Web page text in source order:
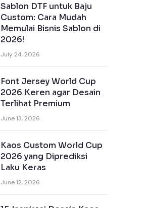
Sablon DTF untuk Baju
Custom: Cara Mudah
Memulai Bisnis Sablon di
2026!
July 24, 2026
Font Jersey World Cup
2026 Keren agar Desain
Terlihat Premium
June 13, 2026
Kaos Custom World Cup
2026 yang Diprediksi
Laku Keras
June 12, 2026